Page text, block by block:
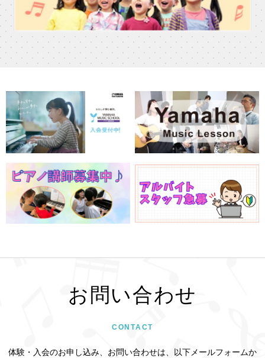
お問い合わせ
CONTACT
体験・入会のお申し込み、お問い合わせは、以下メールフォームか